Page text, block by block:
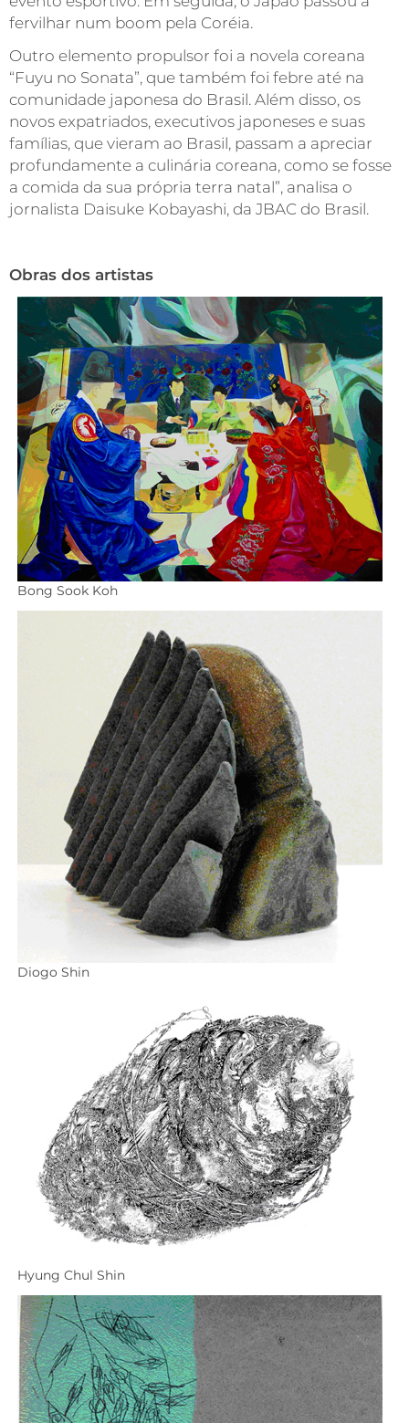
fervilhar num boom pela Coréia.
Outro elemento propulsor foi a novela coreana
“Fuyu no Sonata”, que também foi febre até na
comunidade japonesa do Brasil. Além disso, os
novos expatriados, executivos japoneses e suas
famílias, que vieram ao Brasil, passam a apreciar
profundamente a culinária coreana, como se fosse
a comida da sua própria terra natal”, analisa o
jornalista Daisuke Kobayashi, da JBAC do Brasil.
Obras dos artistas
Bong Sook Koh
Diogo Shin
Hyung Chul Shin